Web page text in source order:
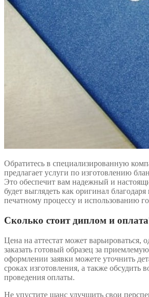
Обратитесь в специализированную
предлагает услуги по изготовлению
Это обеспечит вам надежный и
будет выглядеть как оригинал
печатному процессу и использованию
Сколько стоит диплом и
Цена на аттестат может варьироваться,
заказать готовый образец за
оформлении заявки можете уточнить
сроках изготовления, а также обсудить
проведения оплаты.
Не упустите шанс улучшить свои